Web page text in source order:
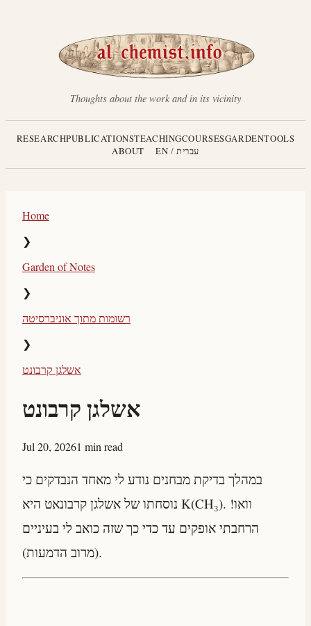
Thoughts about the work and in its vicinity
RESEARCHPUBLICATIONSTEACHINGCOURSESGARDENTOOLS
ABOUT
EN / עברית
Home
❯
Garden of Notes
❯
רשומות מתוך אוניברסיטה
❯
אשלגן קרבונט
אשלגן קרבונט
Jul 20, 20261 min read
במהלך בדיקת מבחנים נודע לי מאחד הנבדקים כי
נוסחתו של אשלגן קרבונאט היא K(CH₃). וואו!
הרחבתי אופקים עד כדי כך שזה כואב לי בעיניים
(מרוב הדמעות).